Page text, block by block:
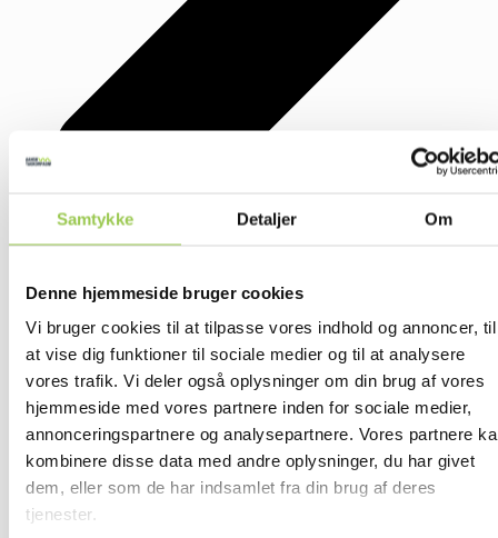
Samtykke Detaljer Om
Denne hjemmeside bruger cookies
Vi bruger cookies til at tilpasse vores indhold og annoncer, til
at vise dig funktioner til sociale medier og til at analysere
vores trafik. Vi deler også oplysninger om din brug af vores
hjemmeside med vores partnere inden for sociale medier,
annonceringspartnere og analysepartnere. Vores partnere
kombinere disse data med andre oplysninger, du har givet
dem, eller som de har indsamlet fra din brug af deres
tjenester.